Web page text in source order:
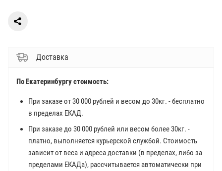
Доставка
По Екатеринбургу стоимость:
При заказе от 30 000 рублей и весом до 30кг. - бесплатно
в пределах ЕКАД.
При заказе до 30 000 рублей или весом более 30кг. -
платно, выполняется курьерской службой. Стоимость
зависит от веса и адреса доставки (в пределах, либо за
пределами ЕКАДа), рассчитывается автоматически при